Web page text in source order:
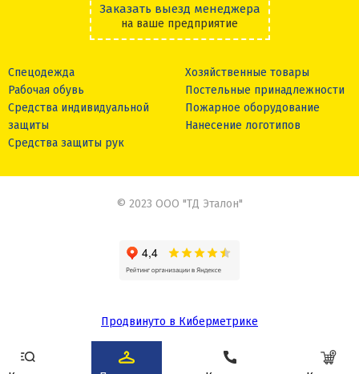
Заказать выезд менеджера
на ваше предприятие
Спецодежда
Рабочая обувь
Средства индивидуальной
защиты
Средства защиты рук
Хозяйственные товары
Постельные принадлежности
Пожарное оборудование
Нанесение логотипов
© 2023 ООО "ТД Эталон"
Продвинуто в Киберметрике
Сделано в